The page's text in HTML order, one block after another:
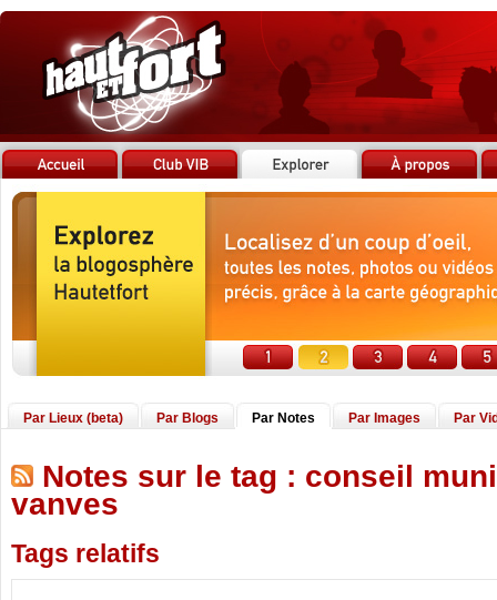
Par Lieux (beta) Par Blogs Par Notes Par Images Par
Notes sur le tag : conseil
vanves
Tags relatifs